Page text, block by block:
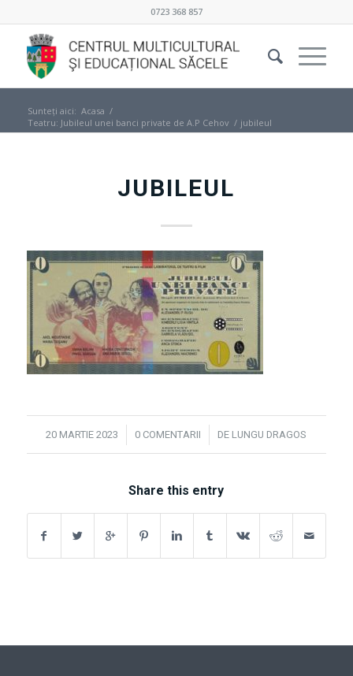
0723 368 857
Sunteți aici: Acasa /
Teatru: Jubileul unei banci private de A.P Cehov / jubileul
JUBILEUL
20 MARTIE 2023
/ 0 COMENTARII
/ DE LUNGU DRAGOS
Share this entry